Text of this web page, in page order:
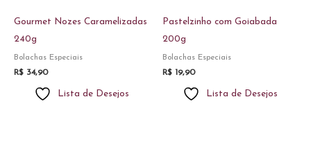
Gourmet Nozes Caramelizadas
240g
Bolachas Especiais
R$ 34,90
Lista de Desejos
Pastelzinho com Goiabada
200g
Bolachas Especiais
R$ 19,90
Lista de Desejos